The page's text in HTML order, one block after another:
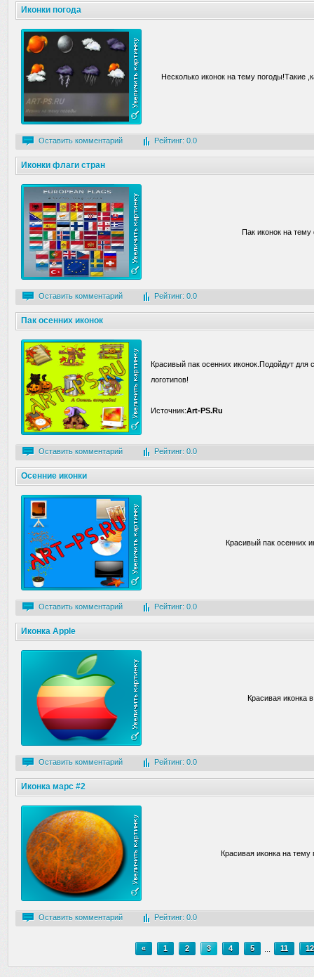
Иконки погода
Несколько иконок на тему погоды!Такие
Оставить комментарий Рейтинг: 0.0
Иконки флаги стран
Пак иконок на тему
Оставить комментарий Рейтинг: 0.0
Пак осенних иконок
Красивый пак осенних иконок.Подойдут для
логотипов!
Источник:Art-PS.Ru
Оставить комментарий Рейтинг: 0.0
Осенние иконки
Красивый пак осенних
Оставить комментарий Рейтинг: 0.0
Иконка Apple
Красивая иконка
Оставить комментарий Рейтинг: 0.0
Иконка марс #2
Красивая иконка на
Оставить комментарий Рейтинг: 0.0
« 1 2 3 4 5 11 12